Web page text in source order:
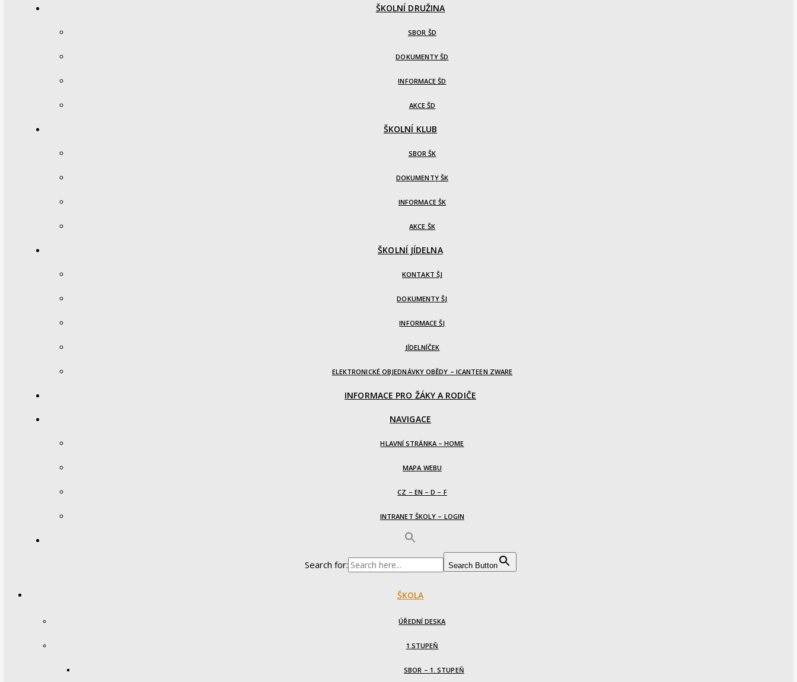
ŠKOLNÍ DRUŽINA
SBOR ŠD
DOKUMENTY ŠD
INFORMACE ŠD
AKCE ŠD
ŠKOLNÍ KLUB
SBOR ŠK
DOKUMENTY ŠK
INFORMACE ŠK
AKCE ŠK
ŠKOLNÍ JÍDELNA
KONTAKT ŠJ
DOKUMENTY ŠJ
INFORMACE ŠJ
JÍDELNÍČEK
ELEKTRONICKÉ OBJEDNÁVKY OBĚDY – ICANTEEN ZWARE
INFORMACE PRO ŽÁKY A RODIČE
NAVIGACE
HLAVNÍ STRÁNKA – HOME
MAPA WEBU
CZ – EN – D – F
INTRANET ŠKOLY – LOGIN
Search for: Search Button
ŠKOLA
ÚŘEDNÍ DESKA
1.STUPEŇ
SBOR – 1. STUPEŇ